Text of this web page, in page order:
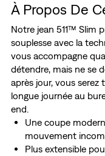
À Propos De
Notre jean 511™ Slim
souplesse avec la
vous accompagne
détendre, mais ne se
après jour, vous
longue journée au
end.
Une coupe
mouvement
Plus extensible